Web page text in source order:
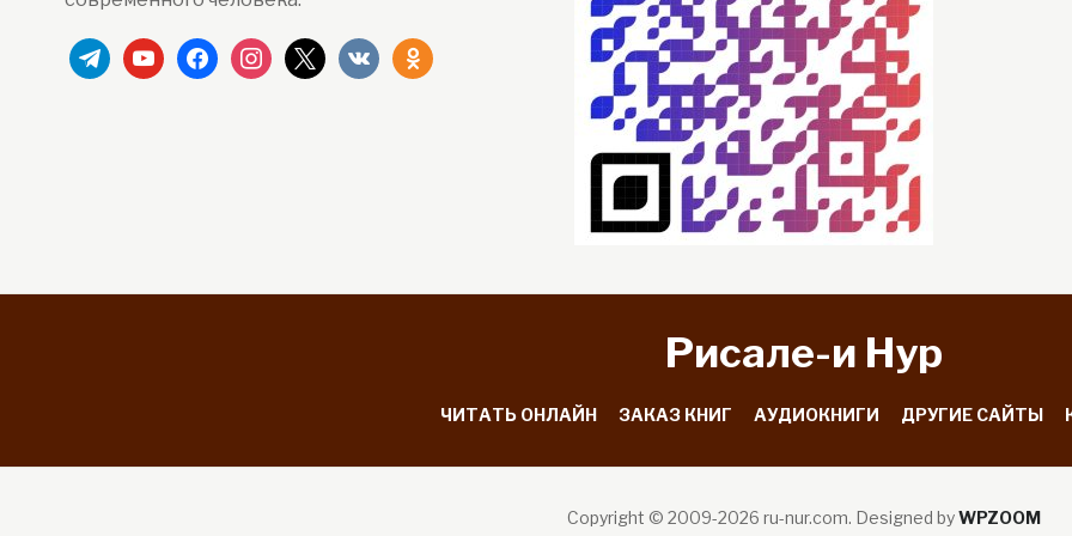
telegramyoutubefacebookinstagram
x vkontakteodnoklassniki
Рисале-и Hyp
ЧИТАТЬ ОНЛАЙН ЗАКАЗ КНИГ АУДИОКНИГИ ДРУГИЕ САЙТЫ
Copyright © 2009-2026 ru-nur.com. Designed byWPZOOM